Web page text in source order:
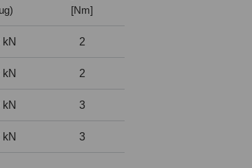
[Nm]
2
kN 2
kN 3
kN 3